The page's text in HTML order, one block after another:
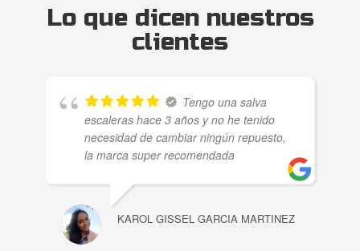
Lo que dicen nuestros
clientes
Tengo una salva
escaleras hace 3 años y no he tenido
necesidad de cambiar ningún repuesto,
la marca super recomendada
KAROL GISSEL GARCIA MARTINEZ